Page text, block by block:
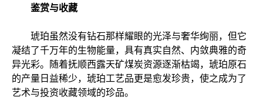
鉴赏与收藏
琥珀虽然没有钻石那样耀眼的光泽与奢华绚丽，但它
凝结了千万年的生物能量，具有真实自然、内敛典雅的奇
异光彩。随着抚顺西露天矿煤炭资源逐渐枯竭，琥珀原石
的产量日益稀少，琥珀工艺品更是愈发珍贵，使之成为了
艺术与投资收藏领域的珍品。